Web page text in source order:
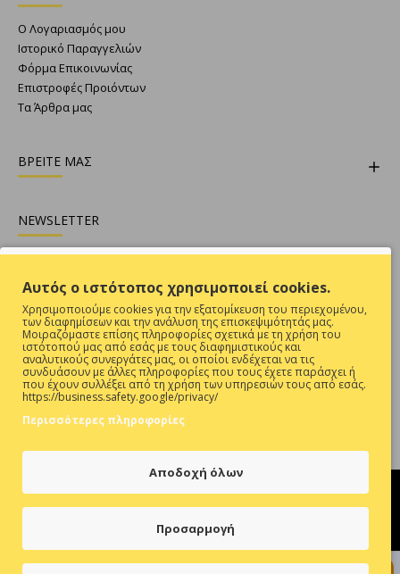
Ο Λογαριασμός μου
Ιστορικό Παραγγελιών
Φόρμα Επικοινωνίας
Επιστροφές Προιόντων
Τα Άρθρα μας
ΒΡΕΙΤΕ ΜΑΣ
NEWSLETTER
Θες να είσαι ενήμερος για όλες τις προσφορές ;
Εγγραφή
Συμπληρώστε την επαλήθευση captcha παρακάτω
Έχω Διαβάσει Και Αποδέχομαι Τους
Hosted & Supported byThink Open
Αυτός ο ιστότοπος χρησιμοποιεί cookies.
Χρησιμοποιούμε cookies για την εξατομίκευση του περιεχομένου,
των διαφημίσεων και την ανάλυση της επισκεψιμότητάς μας.
Μοιραζόμαστε επίσης πληροφορίες σχετικά με τη χρήση του
ιστότοπού μας από εσάς με τους διαφημιστικούς και
αναλυτικούς συνεργάτες μας, οι οποίοι ενδέχεται να τις
συνδυάσουν με άλλες πληροφορίες που τους έχετε παράσχει ή
που έχουν συλλέξει από τη χρήση των υπηρεσιών τους από εσάς.
https://business.safety.google/privacy/
Περισσότερες πληροφορίες
Αποδοχή όλων
Προσαρμογή